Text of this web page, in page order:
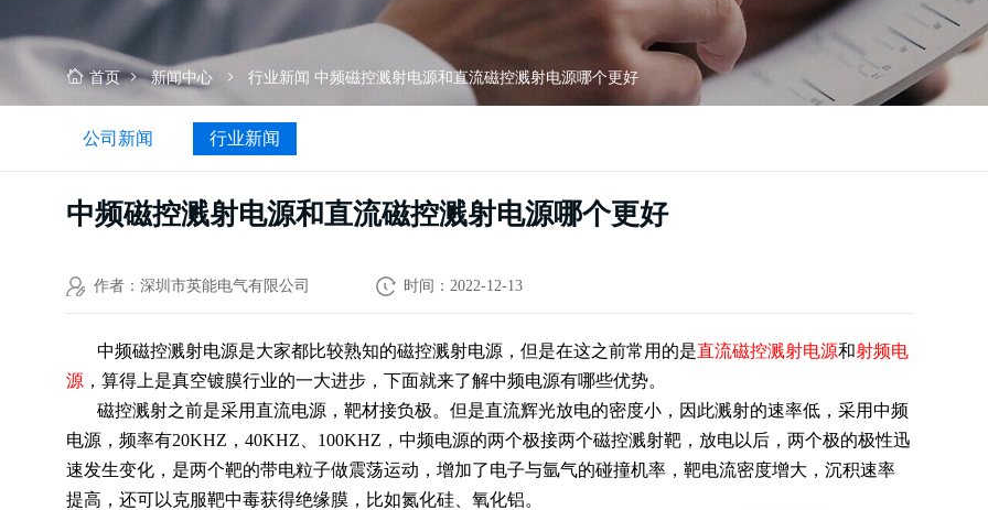
溅
个
首页 新闻中心 行业新闻 中频磁控溅射电源和直流磁控溅射电源哪个更好
公司新闻 行业新闻
中频磁控溅射电源和直流磁控溅射电源哪个更好
作者：深圳市英能电气有限公司 时间：2022-12-13
中频磁控溅射电源是大家都比较熟知的磁控溅射电源，但是在这之前常用的是直流磁控溅射电源和射频电
源 ，算得上是真空镀膜行业的一大进步，下面就来了解中频电源有哪些优势。
磁控溅射之前是采用直流电源，靶材接负极。但是直流辉光放电的密度小，因此溅射的速率低，采用中频
电源，频率有20KHZ，40KHZ、100KHZ，中频电源的两个极接两个磁控溅射靶，放电以后，两个极的极性迅
速发生变化，是两个靶的带电粒子做震荡运动，增加了电子与氩气的碰撞机率，靶电流密度增大，沉积速率
提高，还可以克服靶中毒获得绝缘膜，比如氮化硅、氧化铝。